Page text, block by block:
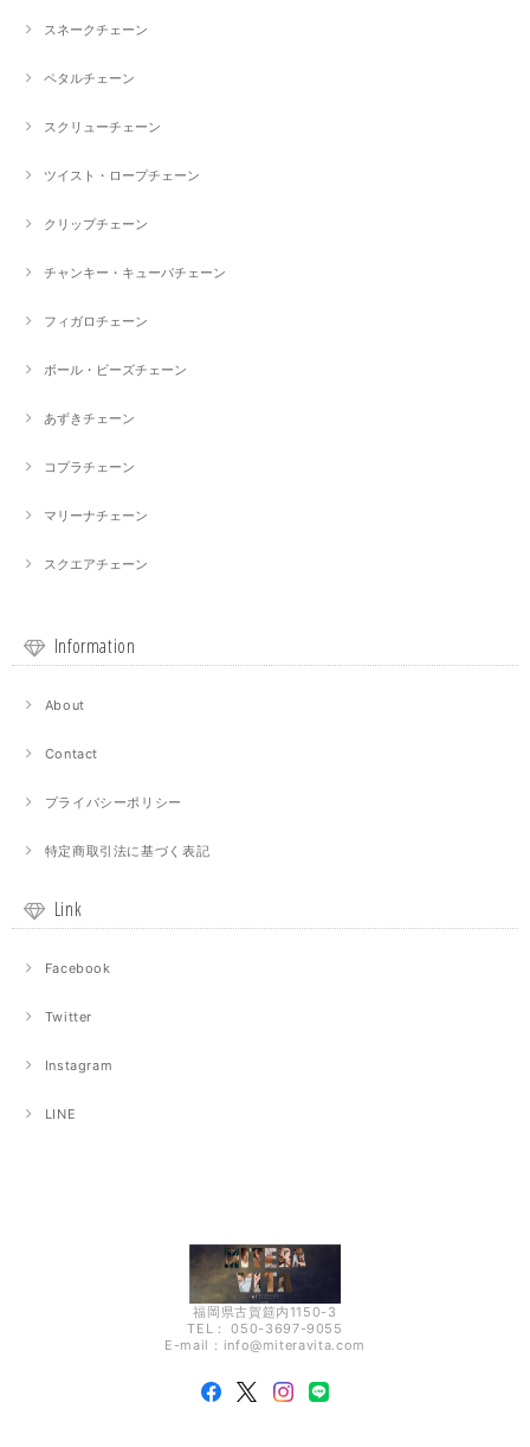
スネークチェーン
ペタルチェーン
スクリューチェーン
ツイスト・ロープチェーン
クリップチェーン
チャンキー・キューバチェーン
フィガロチェーン
ボール・ビーズチェーン
あずきチェーン
コプラチェーン
マリーナチェーン
スクエアチェーン
Information
About
Contact
プライバシーポリシー
特定商取引法に基づく表記
Link
Facebook
Twitter
Instagram
LINE
福岡県古賀筵内1150-3
TEL： 050-3697-9055
E-mail： info@miteravita.com